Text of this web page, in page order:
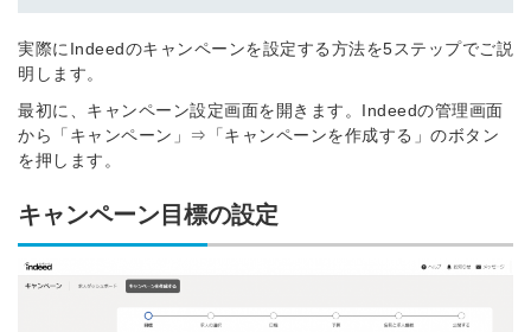
実際にIndeedのキャンペーンを設定する方法を5ステップでご説
明します。
最初に、キャンペーン設定画面を開きます。Indeedの管理画面
から「キャンペーン」⇒「キャンペーンを作成する」のボタン
を押します。
キャンペーン目標の設定